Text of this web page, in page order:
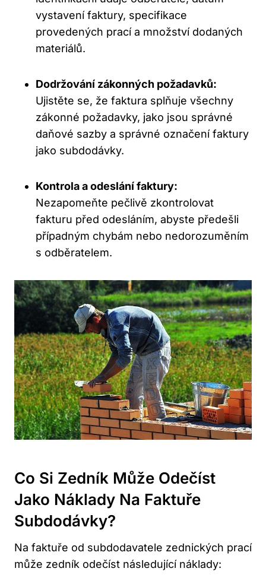
vystavení faktury, specifikace
provedených prací a množství dodaných
materiálů.
Dodržování zákonných požadavků:
Ujistěte se, že faktura splňuje všechny
zákonné požadavky, jako jsou správné
daňové sazby a správné označení faktury
jako subdodávky.
Kontrola a odeslání faktury:
Nezapomeňte pečlivě zkontrolovat
fakturu před odesláním, abyste předešli
případným chybám nebo nedorozuměním
s odběratelem.
Co Si Zedník Může Odečíst
Jako Náklady Na Faktuře
Subdodávky?
Na faktuře od subdodavatele zednických prací
může zedník odečíst následující náklady: